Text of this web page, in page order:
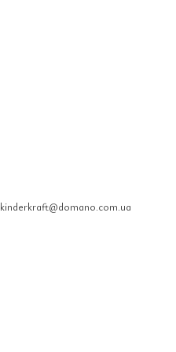
kinderkraft@domano.com.ua